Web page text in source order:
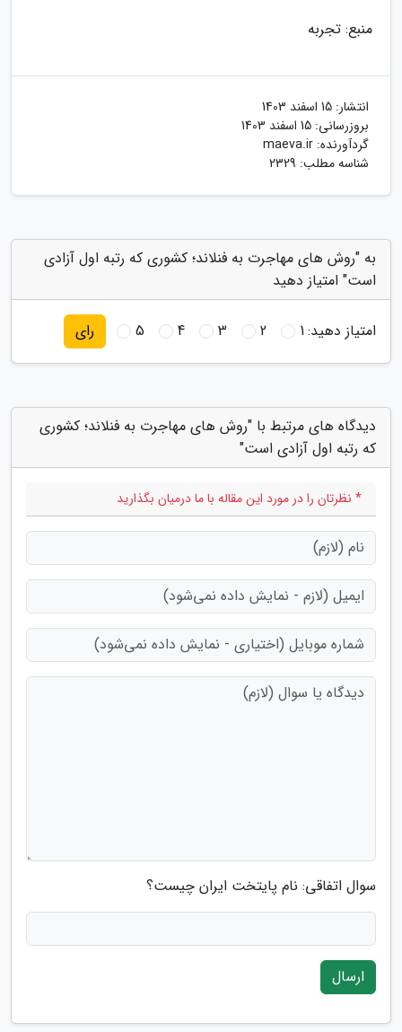
منبع: تجربه
انتشار: 15 اسفند 1403
بروزرسانی: 15 اسفند 1403
گردآورنده: maeva.ir
شناسه مطلب: 2329
به "روش های مهاجرت به فنلاند؛ کشوری که رتبه اول آزادی
است" امتیاز دهید
امتیاز دهید:1
2
3
4
5 رای
دیدگاه های مرتبط با "روش های مهاجرت به فنلاند؛ کشوری
که رتبه اول آزادی است"
* نظرتان را در مورد این مقاله با ما درمیان بگذارید
سوال اتفاقی: نام پایتخت ایران چیست؟
ارسال